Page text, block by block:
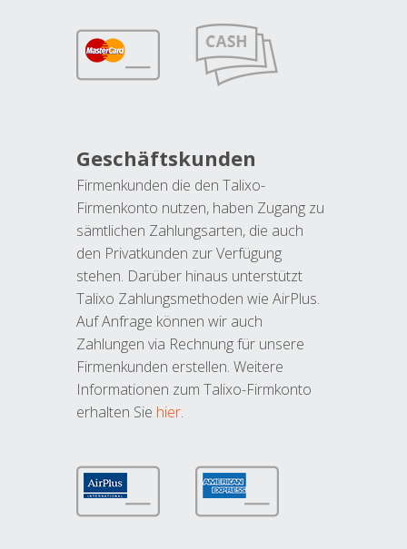
Geschäftskunden
Firmenkunden die den Talixo-
Firmenkonto nutzen, haben Zugang zu
sämtlichen Zahlungsarten, die auch
den Privatkunden zur Verfügung
stehen. Darüber hinaus unterstützt
Talixo Zahlungsmethoden wie AirPlus.
Auf Anfrage können wir auch
Zahlungen via Rechnung für unsere
Firmenkunden erstellen. Weitere
Informationen zum Talixo-Firmkonto
erhalten Sie hier.